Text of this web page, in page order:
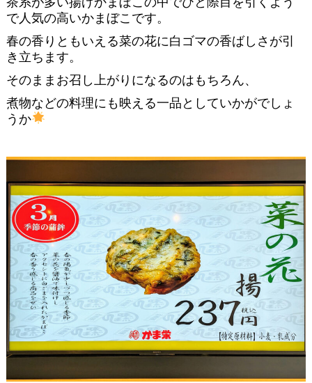
で人気の高いかまぼこです。
春の香りともいえる菜の花に白ゴマの香ばしさが引
き立ちます。
そのままお召し上がりになるのはもちろん、
煮物などの料理にも映える一品としていかがでしょ
うか